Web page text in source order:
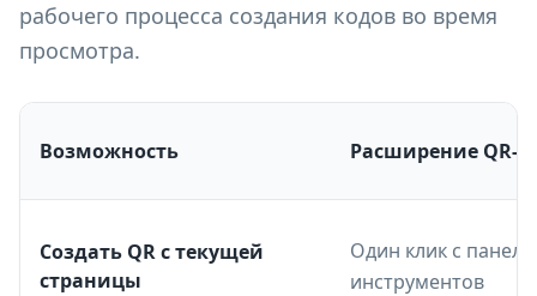
рабочего процесса создания кодов во время
просмотра.
Возможность Расширение QR-
Создать QR с текущей
страницы
Один клик с панели
инструментов